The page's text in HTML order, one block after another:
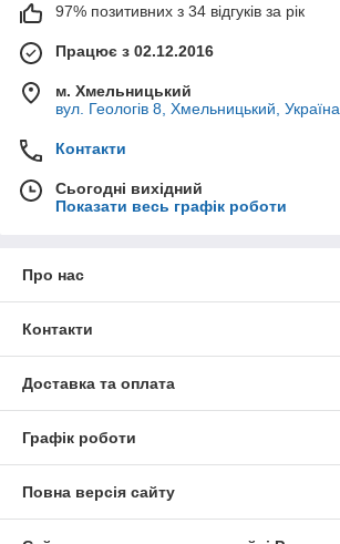
97% позитивних з 34 відгуків за рік
Працює з 02.12.2016
м. Хмельницький
вул. Геологів 8, Хмельницький, Україна
Контакти
Сьогодні вихідний
Показати весь графік роботи
Про нас
Контакти
Доставка та оплата
Графік роботи
Повна версія сайту